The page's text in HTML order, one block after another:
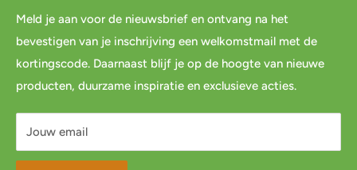
Blog
Links
Privacybeleid
Servicevoorwaarden
Spaar & verdien
Cadeau inpakservice
FAQ
Mijn account
Meld je aan voor de nieuwsbrief en ontvang na het
bevestigen van je inschrijving een welkomstmail met de
kortingscode. Daarnaast blijf je op de hoogte van nieuwe
producten, duurzame inspiratie en exclusieve acties.
Jouw email